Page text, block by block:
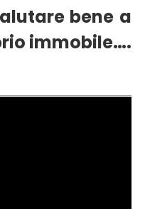
bene a
immobile….